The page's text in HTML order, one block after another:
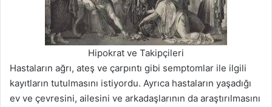
Hipokrat ve Takipçileri
Hastaların ağrı, ateş ve çarpıntı gibi semptomlar ile ilgili
kayıtların tutulmasını istiyordu. Ayrıca hastaların yaşadığı
ev ve çevresini, ailesini ve arkadaşlarının da araştırılmasını